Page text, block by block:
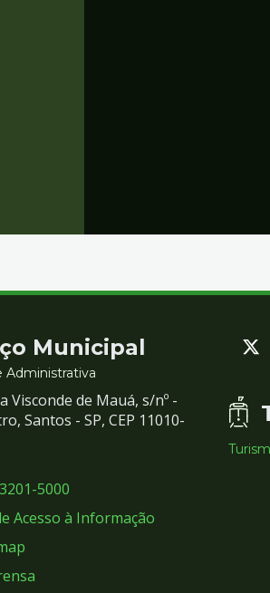
Municipal
Administrativa
Visconde de Mauá, s/nº -
Santos - SP, CEP 11010-
5000
Acesso à Informação